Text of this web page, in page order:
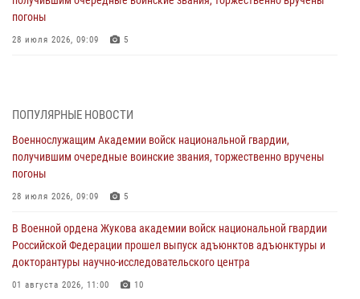
погоны
28 июля 2026, 09:09 5
27 июля 2026, 14:49 7
Военная академия информирует!
23 июля 2026, 04:51
Курсант Военной академии войск национальной гвардии принял
22 июля 2026, 09:41
Мастер‑класс по стрельбе: точность, тактика, профессионализм
20 июля 2026, 11:17
ПОПУЛЯРНЫЕ НОВОСТИ
Военнослужащим Академии войск национальной гвардии,
получившим очередные воинские звания, торжественно вручены
погоны
28 июля 2026, 09:09 5
В Военной ордена Жукова академии войск национальной гвардии
Российской Федерации прошел выпуск адъюнктов адъюнктуры и
докторантуры научно-исследовательского центра
01 августа 2026, 11:00 10